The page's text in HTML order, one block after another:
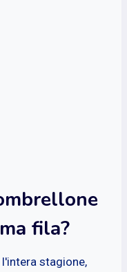
fila?
stagione,